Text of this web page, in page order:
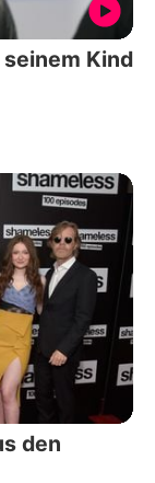
Kind
den